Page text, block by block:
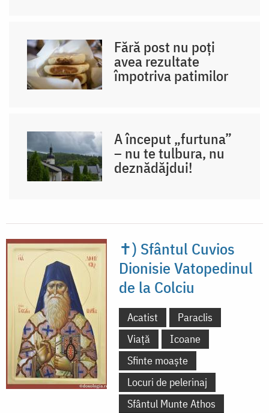
Fără post nu poți
avea rezultate
împotriva patimilor
A început „furtuna”
– nu te tulbura, nu
deznădăjdui!
✝) Sfântul Cuvios
Dionisie Vatopedinul
de la Colciu
Acatist
Paraclis
Viață
Icoane
Sfinte moaște
Locuri de pelerinaj
Sfântul Munte Athos